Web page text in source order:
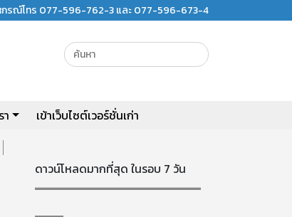
รณ์โทร 077-596-762-3 และ 077-596-673-4
เข้าเว็บไซต์เวอร์ชั่นเก่า
ดาวน์โหลดมากที่สุด ในรอบ 7 วัน